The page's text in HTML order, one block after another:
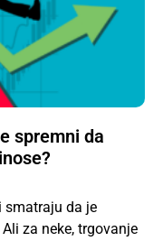
spremni da
smatraju da je
za neke, trgovanje